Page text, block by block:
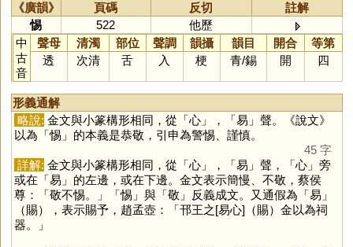
《廣韻》 頁碼 反切
註解
惕
522
他歷
中
古
音
聲母 清濁 部位 聲調 韻攝 韻目 開合
等第
透
次清 舌 入 梗 青/錫 開 四
形義通解
略說: 金文與小篆構形相同，從「心」，「易 」聲。《說文》
以為「惕 」的本義是恭敬，引申為警惕、謹慎。
45 字
詳解: 金文與小篆構形相同，從「心」，「易 」聲，「心」旁
或在「易 」的左邊，或在下邊。金文表示簡慢、不敬，蔡侯
尊：「敬不惕。」「惕 」與「敬 」反義成文。又通假為「易 」
（賜），表示賜予，趙孟壺：「邗王之[易心]（賜）金以為祠
器。」